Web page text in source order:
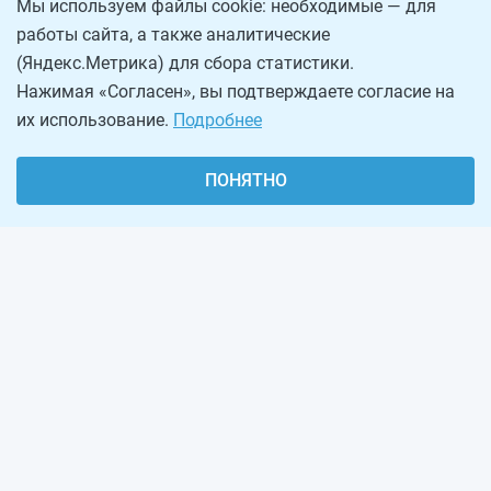
Мы используем файлы cookie: необходимые — для
работы сайта, а также аналитические
(Яндекс.Метрика) для сбора статистики.
Нажимая «Согласен», вы подтверждаете согласие на
их использование. Подробнее
ПОНЯТНО